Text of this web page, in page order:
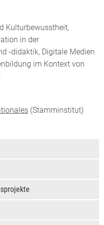
Kulturbewusstheit,
in der
-didaktik, Digitale Medien
im Kontext von
(Stamminstitut)